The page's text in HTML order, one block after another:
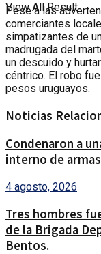
View All Result
Pese a las
comerciantes
simpatizantes de
madrugada del
un descuido y
céntrico. El robo
pesos uruguayos.
Noticias
Condenaron a
interno de
4 agosto, 2026
Tres hombres
de la Brigada
Bentos.